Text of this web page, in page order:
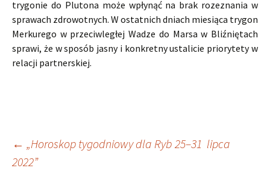
trygonie do Plutona może wpłynąć na brak rozeznania w
sprawach zdrowotnych. W ostatnich dniach miesiąca trygon
Merkurego w przeciwległej Wadze do Marsa w Bliźniętach
sprawi, że w sposób jasny i konkretny ustalicie priorytety w
relacji partnerskiej.
Nawigacja
← „Horoskop tygodniowy dla Ryb 25–31 lipca
2022”